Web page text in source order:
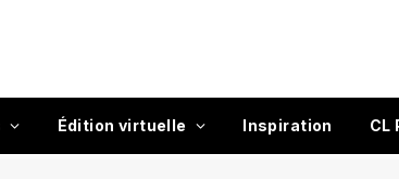
Édition virtuelle Inspiration CL